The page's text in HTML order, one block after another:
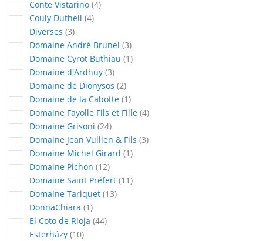
Conte Vistarino 4articles
Couly Dutheil 4articles
Diverses 3articles
Domaine André Brunel 3articles
Domaine Cyrot Buthiau 1article
Domaine d'Ardhuy 3articles
Domaine de Dionysos 2articles
Domaine de la Cabotte 1article
Domaine Fayolle Fils et Fille 4articles
Domaine Grisoni 24articles
Domaine Jean Vullien & Fils 3articles
Domaine Michel Girard 1article
Domaine Pichon 12articles
Domaine Saint Préfert 11articles
Domaine Tariquet 13articles
DonnaChiara 1article
El Coto de Rioja 44articles
Esterházy 10articles